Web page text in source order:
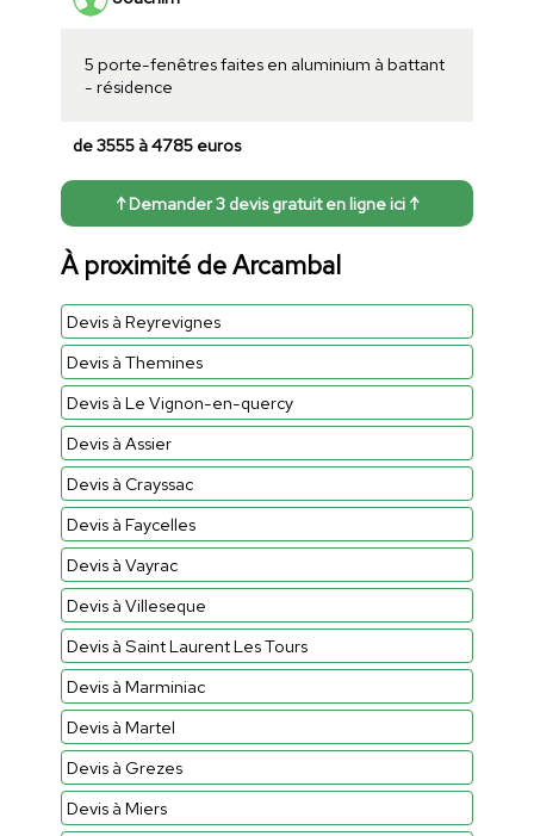
5 porte-fenêtres faites en aluminium à battant
- résidence
de 3555 à 4785 euros
↑ Demander 3 devis gratuit en ligne ici ↑
À proximité de Arcambal
Devis à Reyrevignes
Devis à Themines
Devis à Le Vignon-en-quercy
Devis à Assier
Devis à Crayssac
Devis à Faycelles
Devis à Vayrac
Devis à Villeseque
Devis à Saint Laurent Les Tours
Devis à Marminiac
Devis à Martel
Devis à Grezes
Devis à Miers